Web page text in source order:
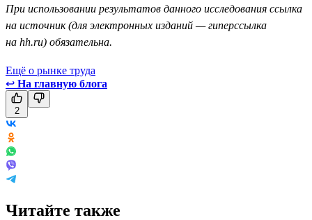
При использовании результатов данного исследования ссылка
на источник (для электронных изданий — гиперссылка
на hh.ru) обязательна.
Ещё о рынке труда
↩ На главную блога
2
Читайте также